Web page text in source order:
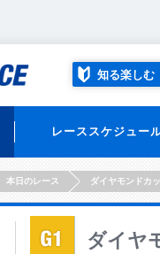
知る楽しむ
レーススケジュー
本日のレース ダイヤモンドカ
ダイヤ